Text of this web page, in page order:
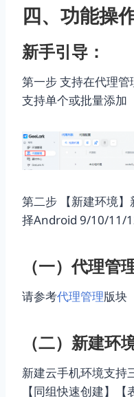
四、功能操
新手引导：
第一步 支持在代理管
支持单个或批量添加
第二步 【新建环境】
择Android 9/10/11/
（一）代理管
请参考代理管理版块
（二）新建环
新建云手机环境支持
【同组快速创建】